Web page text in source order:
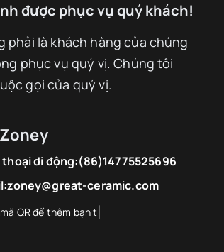
được phục vụ quý khách!
phải là khách hàng của chúng
phục vụ quý vị. Chúng tôi
gọi của quý vị.
di động:(86)14775525696
zoney@great-ceramic.com